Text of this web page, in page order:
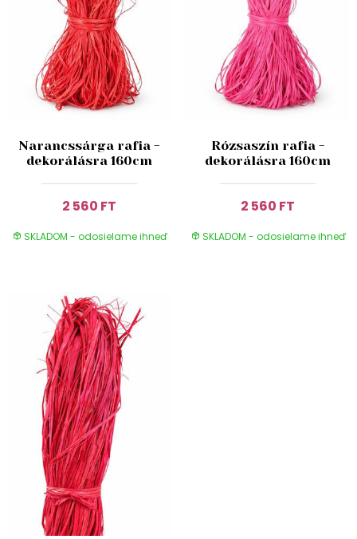
Narancssárga rafia -
dekorálásra 160cm
2 560 FT
SKLADOM - odosielame ihneď
Rózsaszín rafia -
dekorálásra 160cm
2 560 FT
SKLADOM - odosielame ihneď